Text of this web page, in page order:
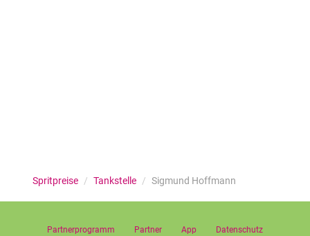
Spritpreise / Tankstelle / Sigmund Hoffmann
Partnerprogramm Partner App
Datenschutz